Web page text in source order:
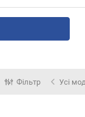
Фільтр Усі